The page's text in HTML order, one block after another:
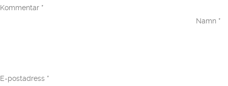
Kommentar *
Namn *
E-postadress *